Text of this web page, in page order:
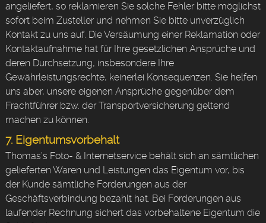
angeliefert, so reklamieren Sie solche Fehler bitte möglichst
sofort beim Zusteller und nehmen Sie bitte unverzüglich
Kontakt zu uns auf. Die Versäumung einer Reklamation oder
Kontaktaufnahme hat für Ihre gesetzlichen Ansprüche und
deren Durchsetzung, insbesondere Ihre
Gewährleistungsrechte, keinerlei Konsequenzen. Sie helfen
uns aber, unsere eigenen Ansprüche gegenüber dem
Frachtführer bzw. der Transportversicherung geltend
machen zu können.
7. Eigentumsvorbehalt
Thomas’s Foto- & Internetservice behält sich an sämtlichen
gelieferten Waren und Leistungen das Eigentum vor, bis
der Kunde sämtliche Forderungen aus der
Geschäftsverbindung bezahlt hat. Bei Forderungen aus
laufender Rechnung sichert das vorbehaltene Eigentum die